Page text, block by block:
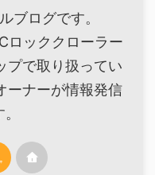
ブログです。
ロッククローラー
プで取り扱ってい
ーナーが情報発信